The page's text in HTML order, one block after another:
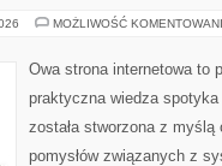
MOŻLIWOŚĆ
Owa strona internetowa to
praktyczna wiedza
została stworzona z
pomysłów związanych z